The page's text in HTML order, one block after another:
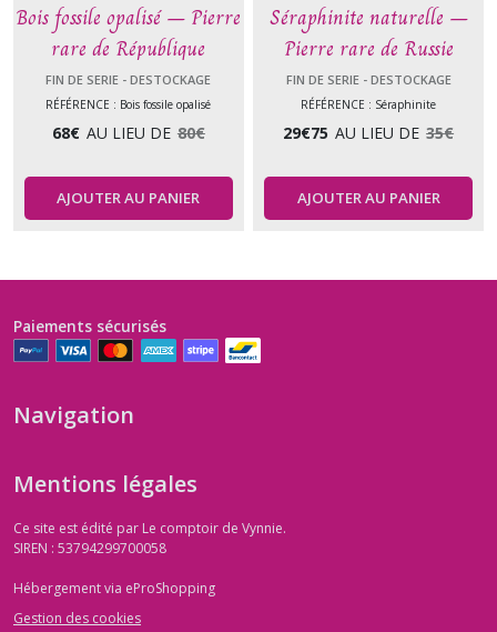
Bois fossile opalisé – Pierre
rare de République
Dominicaine
FIN DE SERIE - DESTOCKAGE
RÉFÉRENCE : Bois fossile opalisé
68€ AU LIEU DE 80€
AJOUTER AU PANIER
Séraphinite naturelle –
Pierre rare de Russie
FIN DE SERIE - DESTOCKAGE
RÉFÉRENCE : Séraphinite
29€75 AU LIEU DE 35€
AJOUTER AU PANIER
Paiements sécurisés
Navigation
Mentions légales
Ce site est édité par Le comptoir de Vynnie.
SIREN : 53794299700058
Hébergement via eProShopping
Gestion des cookies